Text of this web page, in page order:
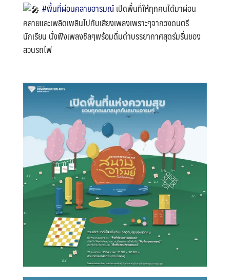
#พื้นที่ผ่อนคลายอารมณ์เปิดพื้นที่ให้ทุกคนได้มาผ่อน
คลายและเพลิดเพลินไปกับเสียงเพลงเพราะๆจากวงดนตรี
นักเรียน นั่งฟังเพลงชิลๆพร้อมดื่มด่ำบรรยากาศสุดร่มรื่นของ
สวนรถไฟ